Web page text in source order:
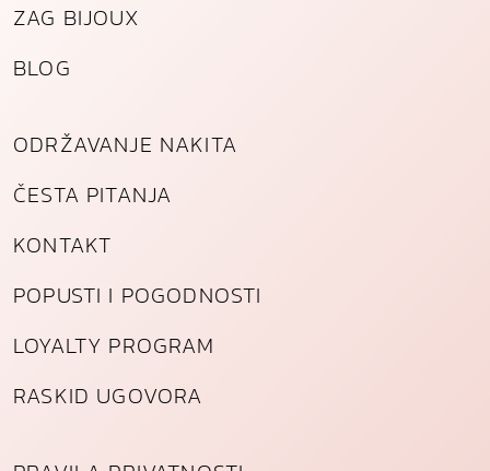
n
ZAG BIJOUX
BLOG
ODRŽAVANJE NAKITA
ČESTA PITANJA
KONTAKT
POPUSTI I POGODNOSTI
LOYALTY PROGRAM
RASKID UGOVORA